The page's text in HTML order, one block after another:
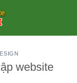
website